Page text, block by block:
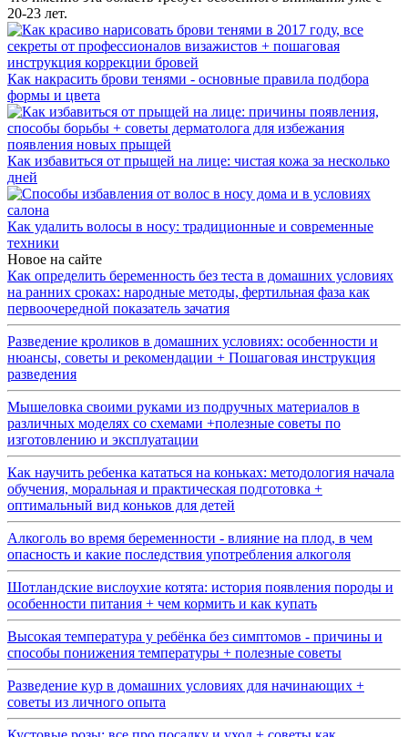
20-23 лет.
Как накрасить брови тенями - основные правила подбора
формы и цвета
Как избавиться от прыщей на лице: чистая кожа за несколько
дней
Как удалить волосы в носу: традиционные и современные
техники
Новое на сайте
Как определить беременность без теста в домашних условиях
на ранних сроках: народные методы, фертильная фаза как
первоочередной показатель зачатия
Разведение кроликов в домашних условиях: особенности и
нюансы, советы и рекомендации + Пошаговая инструкция
разведения
Мышеловка своими руками из подручных материалов в
различных моделях со схемами +полезные советы по
изготовлению и эксплуатации
Как научить ребенка кататься на коньках: методология начала
обучения, моральная и практическая подготовка +
оптимальный вид коньков для детей
Алкоголь во время беременности - влияние на плод, в чем
опасность и какие последствия употребления алкоголя
Шотландские вислоухие котята: история появления породы и
особенности питания + чем кормить и как купать
Высокая температура у ребёнка без симптомов - причины и
способы понижения температуры + полезные советы
Разведение кур в домашних условиях для начинающих +
советы из личного опыта